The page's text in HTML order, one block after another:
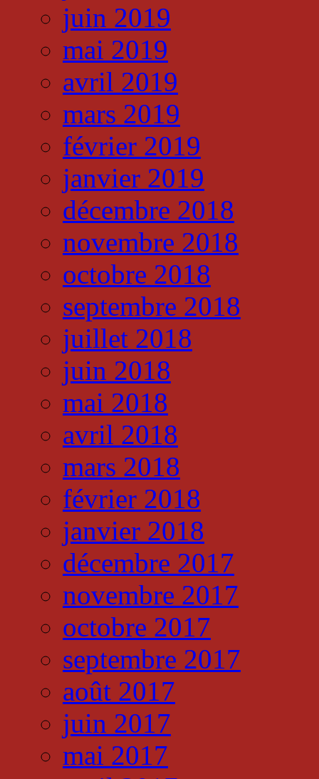
juin 2019
mai 2019
avril 2019
mars 2019
février 2019
janvier 2019
décembre 2018
novembre 2018
octobre 2018
septembre 2018
juillet 2018
juin 2018
mai 2018
avril 2018
mars 2018
février 2018
janvier 2018
décembre 2017
novembre 2017
octobre 2017
septembre 2017
août 2017
juin 2017
mai 2017